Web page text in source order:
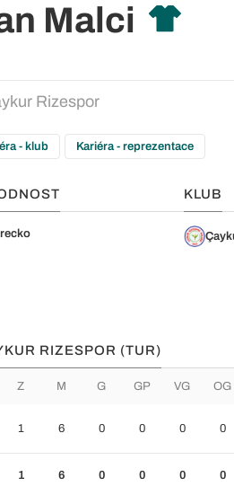
Malci
Rizespor
- klub Kariéra - reprezentace
KLUB
RIZESPOR (TUR)
Z M G GP VG OG
1 6 0 0 0 0
1 6 0 0 0 0